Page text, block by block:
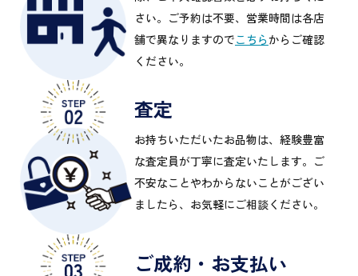
さい。ご予約は不要、営業時間は各店
舗で異なりますのでこちらからご確認
ください。
査定
お持ちいただいたお品物は、経験豊富
な査定員が丁寧に査定いたします。ご
不安なことやわからないことがござい
ましたら、お気軽にご相談ください。
ご成約・お支払い